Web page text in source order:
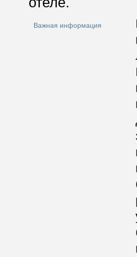
Важная информация